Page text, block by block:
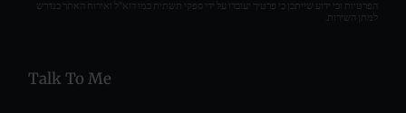
הפרטיות וכי ידוע שייתכן כי פרטיך יעובדו על ידי ספקי תשתית כמו דוא"ל ואירוח האתר כנדרש
למתן השירות.
Talk To Me